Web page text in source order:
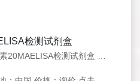
检测试剂盒